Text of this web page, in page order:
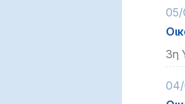
3η
04/